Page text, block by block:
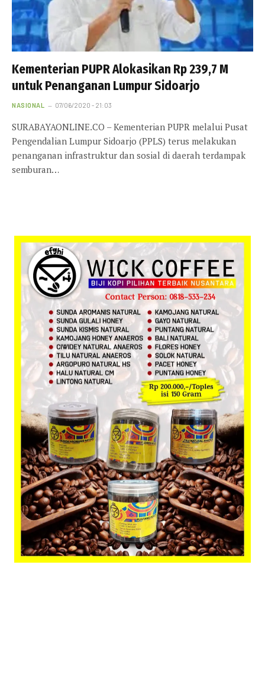
Kementerian PUPR Alokasikan Rp 239,7 M
untuk Penanganan Lumpur Sidoarjo
NASIONAL 07/06/2020 - 21:03
SURABAYAONLINE.CO – Kementerian PUPR melalui Pusat
Pengendalian Lumpur Sidoarjo (PPLS) terus melakukan
penanganan infrastruktur dan sosial di daerah terdampak
semburan…